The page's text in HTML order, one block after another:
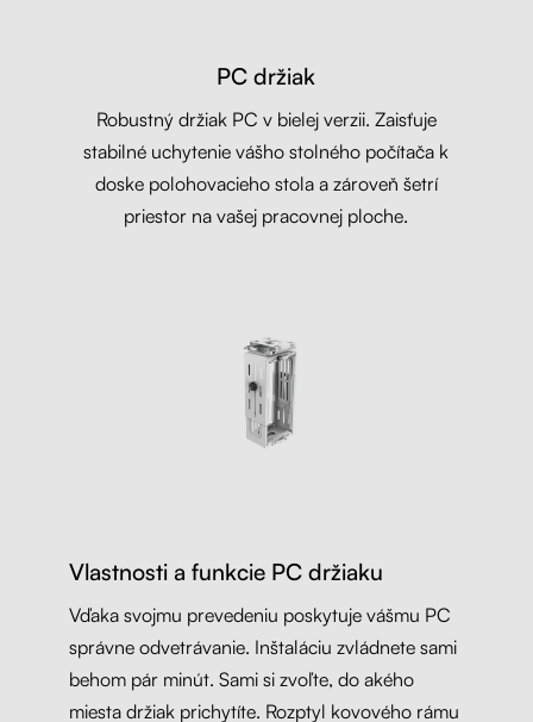
PC držiak
Robustný držiak PC v bielej verzii. Zaisťuje
stabilné uchytenie vášho stolného počítača k
doske polohovacieho stola a zároveň šetrí
priestor na vašej pracovnej ploche.
Vlastnosti a funkcie PC držiaku
Vďaka svojmu prevedeniu poskytuje vášmu PC
správne odvetrávanie. Inštaláciu zvládnete sami
behom pár minút. Sami si zvoľte, do akého
miesta držiak prichytíte. Rozptyl kovového rámu